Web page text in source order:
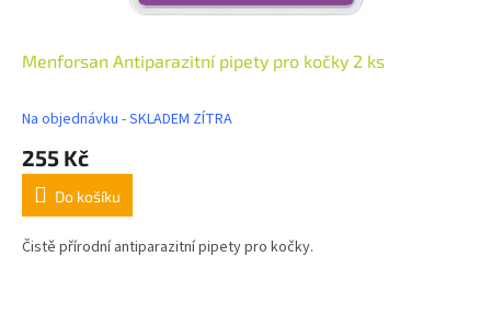
Menforsan Antiparazitní pipety pro kočky 2 ks
Na objednávku - SKLADEM ZÍTRA
255 Kč
Do košíku
Čistě přírodní antiparazitní pipety pro kočky.